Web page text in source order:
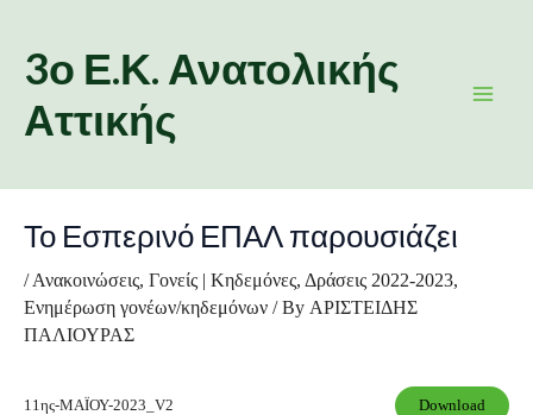
content3ο Ε.Κ. Ανατολικής
Αττικής
Το Εσπερινό ΕΠΑΛ παρουσιάζει
/Ανακοινώσεις, Γονείς | Κηδεμόνες, Δράσεις 2022-2023,
Ενημέρωση γονέων/κηδεμόνων / By ΑΡΙΣΤΕΙΔΗΣ
ΠΑΛΙΟΥΡΑΣ
11ης-ΜΑΪΟΥ-2023_V2 Download